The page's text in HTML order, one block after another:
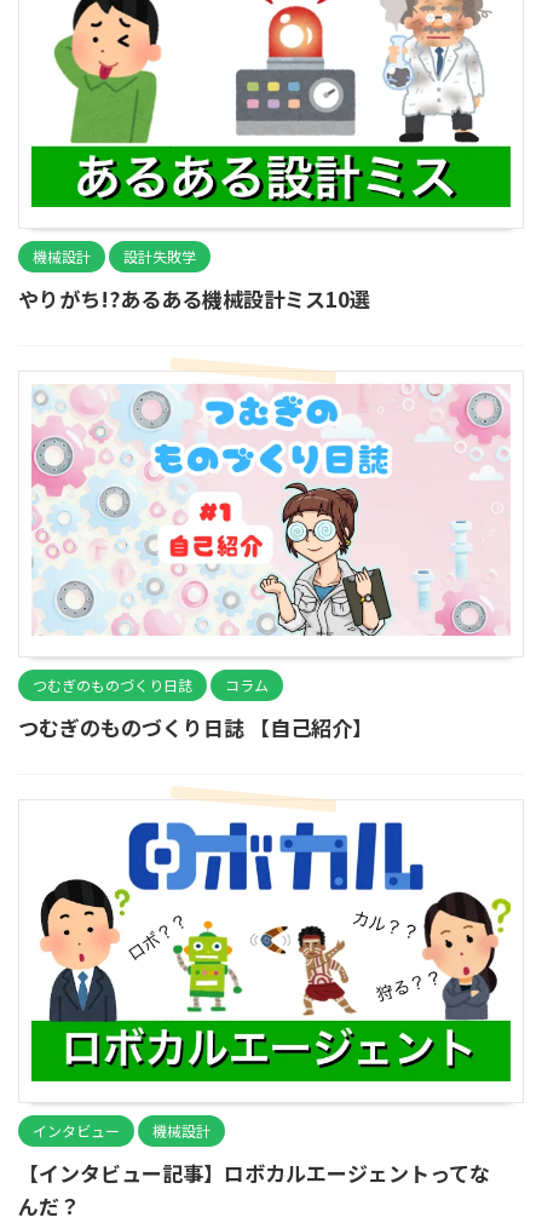
機械設計 設計失敗学
やりがち!?あるある機械設計ミス10選
つむぎのものづくり日誌 コラム
つむぎのものづくり日誌 【自己紹介】
インタビュー 機械設計
【インタビュー記事】ロボカルエージェントってな
んだ？